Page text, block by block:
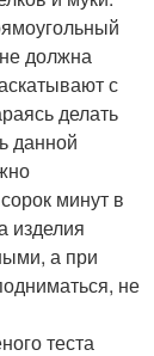
должна
с
делать
данной
минут в
изделия
а при
не
теста